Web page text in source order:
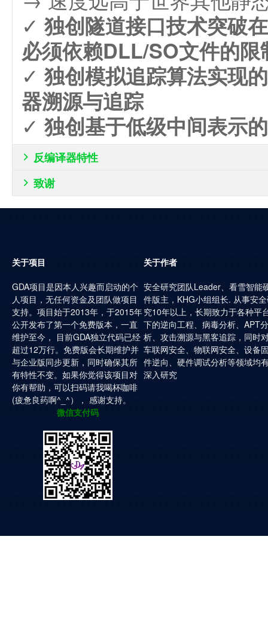
✓ 独创隧道接口技术突破
必须依赖DLL/SO文件的限
✓ 独创模拟追踪算法实现
器溯源与追踪
✓ 独创基于低级中间表示
反编译器特性

致谢

关于项目
GDA项目是因本人兴趣而启动的个
人项目，无任何资金及团队做项目
支持。项目始于2013年，于2015年
公开发布了第一个免费版本，一直
维护至今， 目前GDA独立代码已经
超过12万行。免费版会长期维护并
与企业版同步更新，同时确保其所
有特性不变。如果你觉得该项目对
你有帮助，可以扫码请我喝杯咖啡
(疲惫良药啊^_^）， 感谢支持。
微信支付码
关于作者
安全研究团队Leader、看雪智能
件版主，KHG小组组长. 从事安
究10年以上，长期致力于各种平
下的逆向工程、病毒分析、APT分
析、攻击溯源与黑客追踪，同时
车联网安全、物联网安全、设备
件逆向、硬件调试分析等领域均
深入研究